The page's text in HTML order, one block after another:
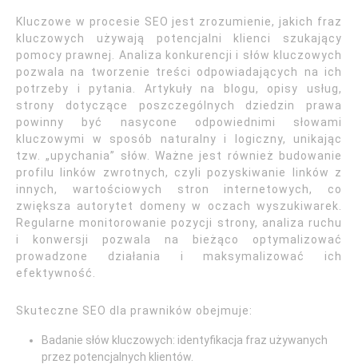
Kluczowe w procesie SEO jest zrozumienie, jakich fraz
kluczowych używają potencjalni klienci szukający
pomocy prawnej. Analiza konkurencji i słów kluczowych
pozwala na tworzenie treści odpowiadających na ich
potrzeby i pytania. Artykuły na blogu, opisy usług,
strony dotyczące poszczególnych dziedzin prawa
powinny być nasycone odpowiednimi słowami
kluczowymi w sposób naturalny i logiczny, unikając
tzw. „upychania” słów. Ważne jest również budowanie
profilu linków zwrotnych, czyli pozyskiwanie linków z
innych, wartościowych stron internetowych, co
zwiększa autorytet domeny w oczach wyszukiwarek.
Regularne monitorowanie pozycji strony, analiza ruchu
i konwersji pozwala na bieżąco optymalizować
prowadzone działania i maksymalizować ich
efektywność.
Skuteczne SEO dla prawników obejmuje:
Badanie słów kluczowych: identyfikacja fraz używanych
przez potencjalnych klientów.